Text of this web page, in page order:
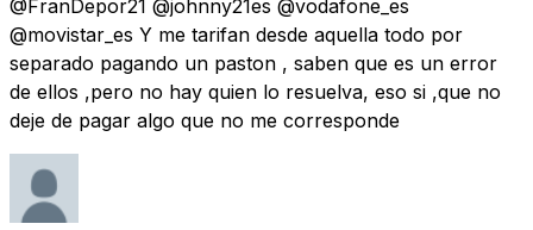
@FranDepor21 @johnny21es @vodafone_es
@movistar_es Y me tarifan desde aquella todo por
separado pagando un paston , saben que es un error
de ellos ,pero no hay quien lo resuelva, eso si ,que no
deje de pagar algo que no me corresponde